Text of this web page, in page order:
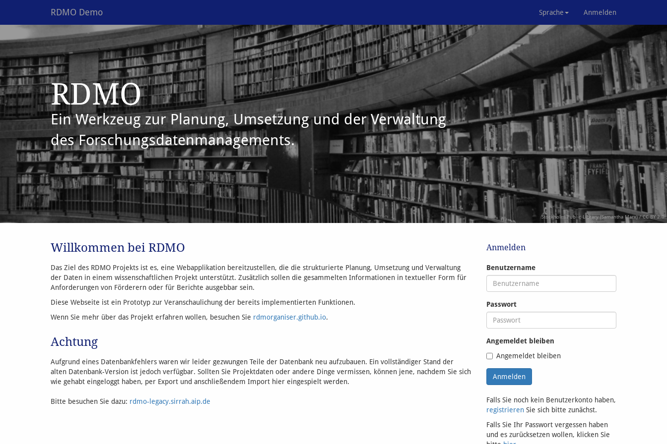
RDMO Demo Sprache Anmelden
Stockholm Public Library (Samantha Marx)/CC BY 2.0
RDMO
Ein Werkzeug zur Planung, Umsetzung und der Verwaltung
des Forschungsdatenmanagements.
Willkommen bei RDMO
Das Ziel des RDMO Projekts ist es, eine Webapplikation bereitzustellen, die die strukturierte Planung, Umsetzung und Verwaltung
der Daten in einem wissenschaftlichen Projekt unterstützt. Zusätzlich sollen die gesammelten Informationen in textueller Form für
Anforderungen von Förderern oder für Berichte ausgebbar sein.
Diese Webseite ist ein Prototyp zur Veranschaulichung der bereits implementierten Funktionen.
Wenn Sie mehr über das Projekt erfahren wollen, besuchen Sie rdmorganiser.github.io.
Achtung
Aufgrund eines Datenbankfehlers waren wir leider gezwungen Teile der Datenbank neu aufzubauen. Ein vollständiger Stand der
alten Datenbank-Version ist jedoch verfügbar. Sollten Sie Projektdaten oder andere Dinge vermissen, können jene, nachdem Sie sich
wie gehabt eingeloggt haben, per Export und anschließendem Import hier eingespielt werden.
Bitte besuchen Sie dazu: rdmo-legacy.sirrah.aip.de
Anmelden
Benutzername
Passwort
Angemeldet bleiben
Angemeldet bleiben
Falls Sie noch kein Benutzerkonto haben,
registrierenSie sich bitte zunächst.
Falls Sie Ihr Passwort vergessen haben
und es zurücksetzen wollen, klicken Sie